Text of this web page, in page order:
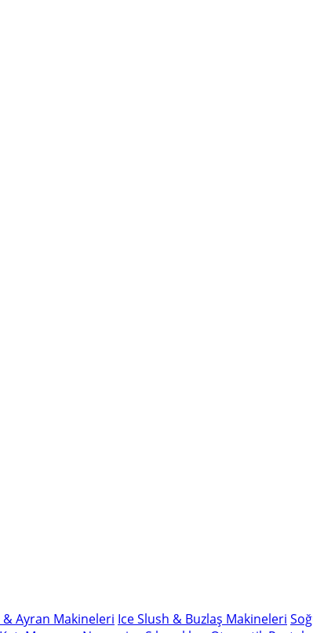
Ayran Makineleri Ice Slush & Buzlaş Makineleri